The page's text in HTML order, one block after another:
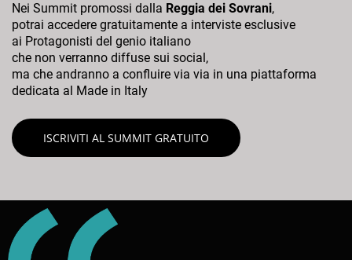
Nei Summit promossi dalla Reggia dei Sovrani,
potrai accedere gratuitamente a interviste esclusive
ai Protagonisti del genio italiano
che non verranno diffuse sui social,
ma che andranno a confluire via via in una piattaforma
dedicata al Made in Italy
ISCRIVITI AL SUMMIT GRATUITO